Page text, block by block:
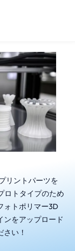
リントパーツを
ロトタイプのため
ォトポリマー3D
ンをアップロード
い！